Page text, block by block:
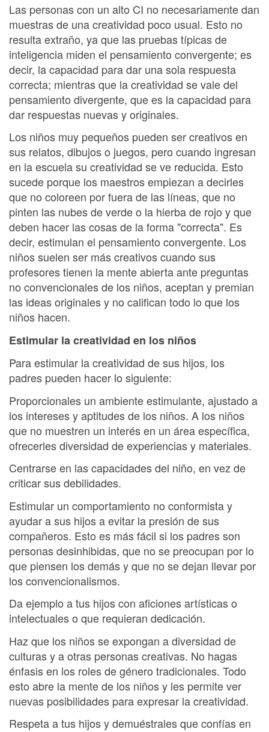
Las personas con un alto CI no necesariamente dan
muestras de una creatividad poco usual. Esto no
resulta extraño, ya que las pruebas típicas de
inteligencia miden el pensamiento convergente; es
decir, la capacidad para dar una sola respuesta
correcta; mientras que la creatividad se vale del
pensamiento divergente, que es la capacidad para
dar respuestas nuevas y originales.
Los niños muy pequeños pueden ser creativos en
sus relatos, dibujos o juegos, pero cuando ingresan
en la escuela su creatividad se ve reducida. Esto
sucede porque los maestros empiezan a decirles
que no coloreen por fuera de las líneas, que no
pinten las nubes de verde o la hierba de rojo y que
deben hacer las cosas de la forma "correcta". Es
decir, estimulan el pensamiento convergente. Los
niños suelen ser más creativos cuando sus
profesores tienen la mente abierta ante preguntas
no convencionales de los niños, aceptan y premian
las ideas originales y no califican todo lo que los
niños hacen.
Estimular la creatividad en los niños
Para estimular la creatividad de sus hijos, los
padres pueden hacer lo siguiente:
Proporcionales un ambiente estimulante, ajustado a
los intereses y aptitudes de los niños. A los niños
que no muestren un interés en un área específica,
ofrecerles diversidad de experiencias y materiales.
Centrarse en las capacidades del niño, en vez de
criticar sus debilidades.
Estimular un comportamiento no conformista y
ayudar a sus hijos a evitar la presión de sus
compañeros. Esto es más fácil si los padres son
personas desinhibidas, que no se preocupan por lo
que piensen los demás y que no se dejan llevar por
los convencionalismos.
Da ejemplo a tus hijos con aficiones artísticas o
intelectuales o que requieran dedicación.
Haz que los niños se expongan a diversidad de
culturas y a otras personas creativas. No hagas
énfasis en los roles de género tradicionales. Todo
esto abre la mente de los niños y les permite ver
nuevas posibilidades para expresar la creatividad.
Respeta a tus hijos y demuéstrales que confías en